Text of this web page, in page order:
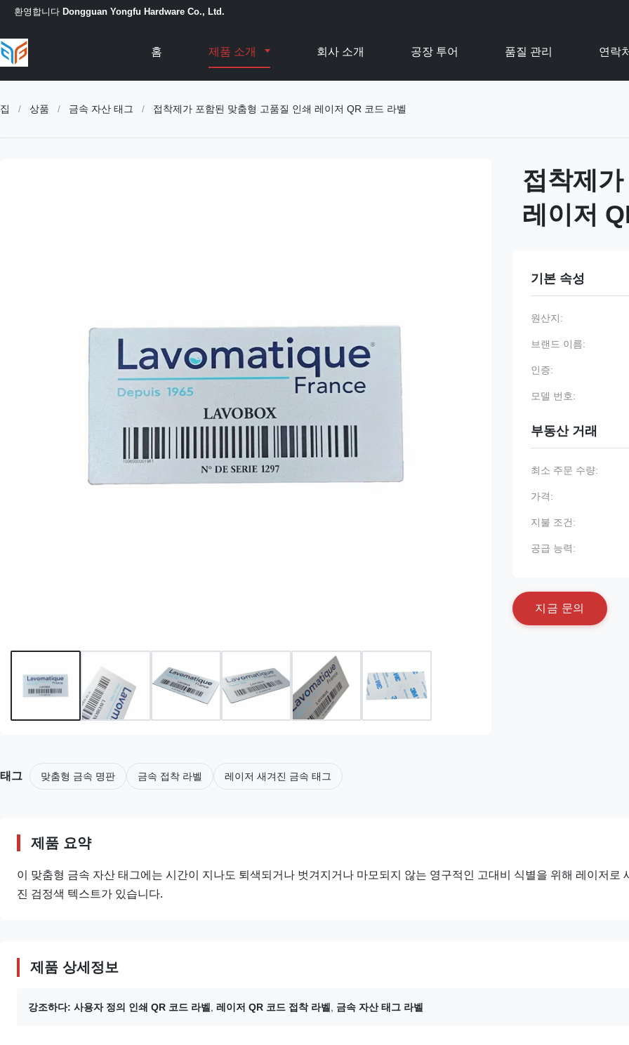
환영합니다 Dongguan Yongfu Hardware Co., Ltd.
홈 제품 소개 회사 소개 공장 투어 품질 관리 연락
집 / 상품 / 금속 자산 태그 / 접착제가 포함된 맞춤형 고품질 인쇄 레이저 QR 코드 라벨
접착제
레이저
기본 속성
원산지:
브랜드 이름:
인증:
모델 번호:
부동산 거래
최소 주문 수량:
가격:
지불 조건:
공급 능력:
지 금 문의
태그 맞춤형 금속 명판 금속 접착 라벨 레이저 새겨진 금속 태그
제품 요약
이 맞춤형 금속 자산 태그에는 시간이 지나도 퇴색되거나 벗겨지거나 마모되지 않는 영구적인 고대비 식별을 위해 레이저로
진 검정색 텍스트가 있습니다.
제품 상세정보
강조하다: 사용자 정의 인쇄 QR 코드 라벨 레이저 QR 코드 접착 라벨 금속 자산 태그 라벨